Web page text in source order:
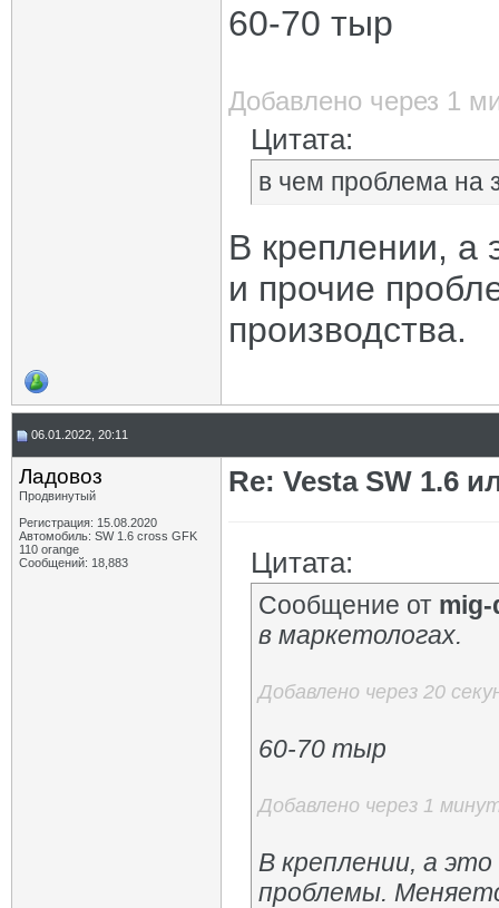
60-70 тыр
Добавлено через 1
Цитата:
в чем проблема на
В креплении, а
и прочие
производства.
06.01.2022, 20:11
Ладовоз
Продвинутый
Регистрация: 15.08.2020
Автомобиль: SW 1.6 cross GFK
110 orange
Сообщений: 18,883
Re: Vesta SW 1.6
Цитата:
Сообщение от
в маркетологах.
Добавлено через 20
60-70 тыр
Добавлено через 1
В креплении, а
проблемы.